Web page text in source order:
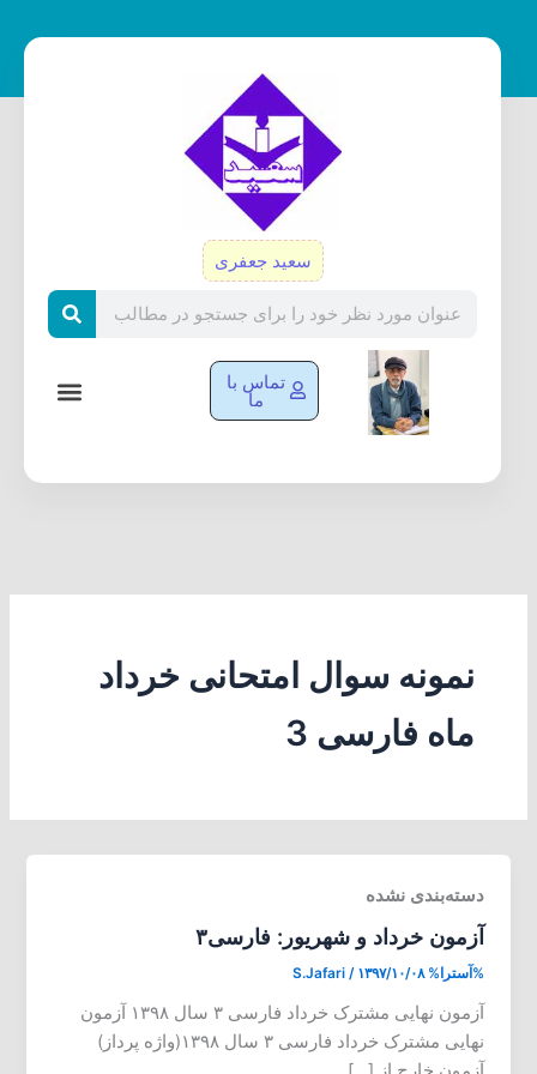
سعید جعفری
تماس با
ما
نمونه سوال امتحانی خرداد
ماه فارسی 3
دسته‌بندی نشده
آزمون خرداد و شهریور: فارسی۳
%آسترا% S.Jafari / ۱۳۹۷/۱۰/۰۸
آزمون نهایی مشترک خرداد فارسی ۳ سال ۱۳۹۸ آزمون
نهایی مشترک خرداد فارسی ۳ سال ۱۳۹۸(واژه پرداز)